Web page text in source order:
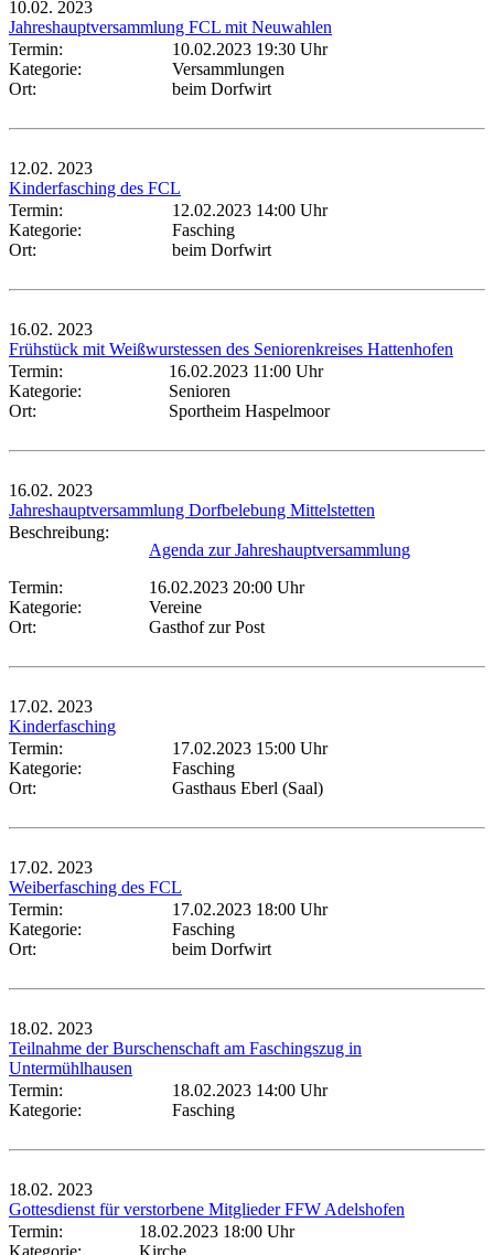
10.02. 2023
Jahreshauptversammlung FCL mit Neuwahlen
Termin:
10.02.2023 19:30 Uhr
Kategorie:
Versammlungen
Ort:
beim Dorfwirt
12.02. 2023
Kinderfasching des FCL
Termin:
12.02.2023 14:00 Uhr
Kategorie:
Fasching
Ort:
beim Dorfwirt
16.02. 2023
Frühstück mit Weißwurstessen des Seniorenkreises Hattenhofen
Termin:
16.02.2023 11:00 Uhr
Kategorie:
Senioren
Ort:
Sportheim Haspelmoor
16.02. 2023
Jahreshauptversammlung Dorfbelebung Mittelstetten
Beschreibung:
Agenda zur Jahreshauptversammlung
Termin:
16.02.2023 20:00 Uhr
Kategorie:
Vereine
Ort:
Gasthof zur Post
17.02. 2023
Kinderfasching
Termin:
17.02.2023 15:00 Uhr
Kategorie:
Fasching
Ort:
Gasthaus Eberl (Saal)
17.02. 2023
Weiberfasching des FCL
Termin:
17.02.2023 18:00 Uhr
Kategorie:
Fasching
Ort:
beim Dorfwirt
18.02. 2023
Teilnahme der Burschenschaft am Faschingszug in
Untermühlhausen
Termin:
18.02.2023 14:00 Uhr
Kategorie:
Fasching
18.02. 2023
Gottesdienst für verstorbene Mitglieder FFW Adelshofen
Termin:
18.02.2023 18:00 Uhr
Kategorie:
Kirche